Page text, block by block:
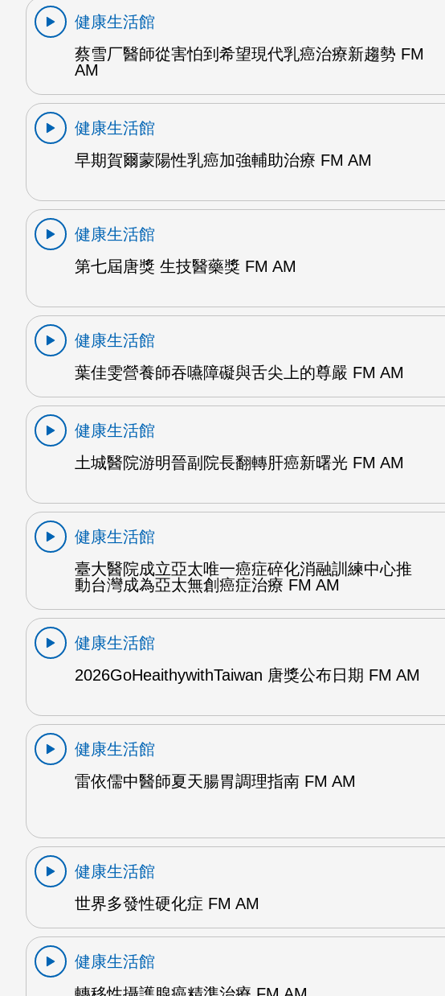
健康生活館
蔡雪厂醫師從害怕到希望現代乳癌治療新趨勢 FM
AM
健康生活館
早期賀爾蒙陽性乳癌加強輔助治療 FM AM
健康生活館
第七屆唐獎 生技醫藥獎 FM AM
健康生活館
葉佳雯營養師吞嚥障礙與舌尖上的尊嚴 FM AM
健康生活館
土城醫院游明晉副院長翻轉肝癌新曙光 FM AM
健康生活館
臺大醫院成立亞太唯一癌症碎化消融訓練中心推
動台灣成為亞太無創癌症治療 FM AM
健康生活館
2026GoHeaithywithTaiwan 唐獎公布日期 FM AM
健康生活館
雷依儒中醫師夏天腸胃調理指南 FM AM
健康生活館
世界多發性硬化症 FM AM
健康生活館